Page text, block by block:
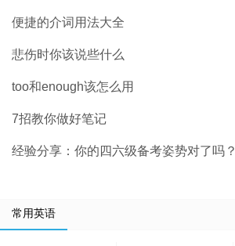
便捷的介词用法大全
悲伤时你该说些什么
too和enough该怎么用
7招教你做好笔记
经验分享：你的四六级备考姿势对了吗？
常用英语